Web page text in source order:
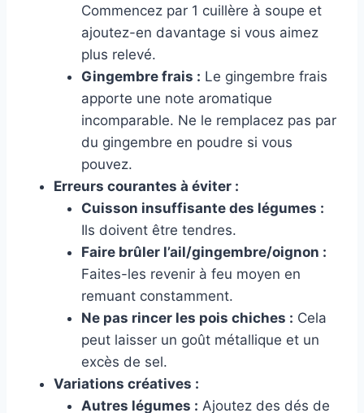
Commencez par 1 cuillère à soupe et
ajoutez-en davantage si vous aimez
plus relevé.
Gingembre frais : Le gingembre frais
apporte une note aromatique
incomparable. Ne le remplacez pas par
du gingembre en poudre si vous
pouvez.
Erreurs courantes à éviter :
Cuisson insuffisante des légumes :
Ils doivent être tendres.
Faire brûler l’ail/gingembre/oignon :
Faites-les revenir à feu moyen en
remuant constamment.
Ne pas rincer les pois chiches : Cela
peut laisser un goût métallique et un
excès de sel.
Variations créatives :
Autres légumes : Ajoutez des dés de